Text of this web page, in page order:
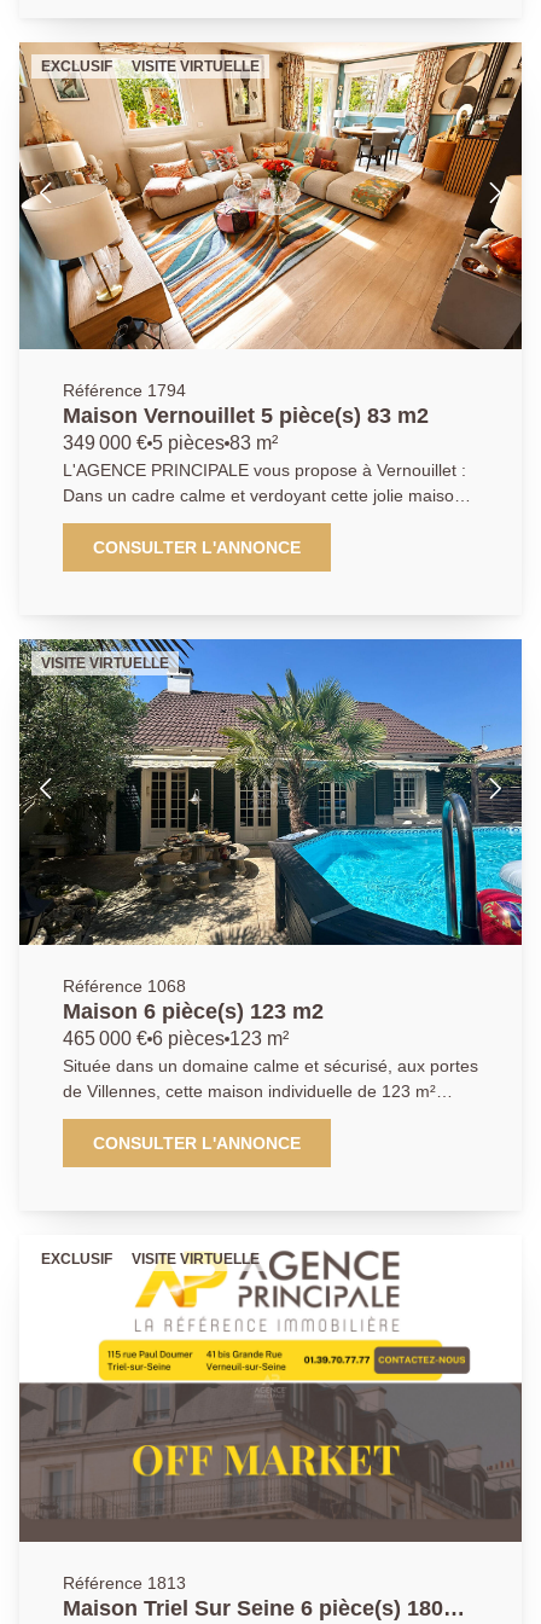
belles chambres, salle d'eau neuve. Un sous-sol
comprenant le garage, une buanderie, une salle de
bains ainsi qu'une pièce pouvant être une chambre
d'ami. Les + de la maison : ? Individuelle totalement ?
radiateurs entièrement changés ? VMC électrique
neuve ? Porte d'entrée en aluminium ? Salle d'eau
neuve ? Ballon d'eau chaude 5 ans Pour finir le terrain
de 453m² vous permets de faire le tour de la maison
et de profiter d'un bel extérieur. Pour tout
renseignements supplémentaires contactez l'AGENCE
PRINCIPALE : 01 39 70 77 77.
EXCLUSIF VISITE VIRTUELLE
Référence 1794
Maison Vernouillet 5 pièce(s) 83 m2
349 000 € 5 pièces 83 m²
L'AGENCE PRINCIPALE vous propose à Vernouillet :
Dans un cadre calme et verdoyant cette jolie maison
récente de 2018 vous offrira, au rez de chaussée :
une entrée, un espace buanderie, rangements, une
cuisine ouverte sur une salle à manger/ salon, wc
terrasse, ainsi qu'un box double de 30m2 et un
parking couvert. Pour plus de renseignements
n'hésitez pas à nous contacter, AGENCE PRINCIPALE
: 01.39.70.77.77
CONSULTER L'ANNONCE
VISITE VIRTUELLE
Référence 1068
Maison 6 pièce(s) 123 m2
465 000 € 6 pièces 123 m²
Située dans un domaine calme et sécurisé, aux portes
de Villennes, cette maison individuelle de 123 m²
construite en 1971 bénéficie d'un jardin arboré, sans
vis-à-vis et exposé plein sud. Au rez-de-chaussée,
l'entrée ouvre sur un séjour lumineux avec cheminée,
un espace buanderie. On trouve aussi une chambre,
une salle de bains, un WC séparé et plusieurs
rangements. À l'étage, un palier avec dressing mène
à trois chambres supplémentaires, une salle d'eau et
un second WC. La climatisation réversible assure un
bon confort à l'étage. L'ensemble, bien entretenu,
offre un cadre de vie paisible et verdoyant, parfait
pour une famille. Pour en savoir plus ou organiser une
visite, contactez l'Agence Principale au
01.39.70.77.77
CONSULTER L'ANNONCE
EXCLUSIF VISITE VIRTUELLE
Référence 1813
Maison Triel Sur Seine 6 pièce(s) 180